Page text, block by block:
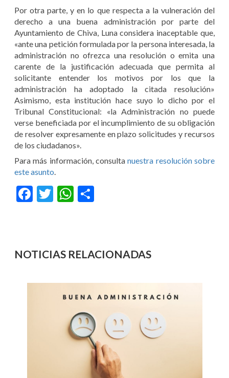
Por otra parte, y en lo que respecta a la vulneración del
derecho a una buena administración por parte del
Ayuntamiento de Chiva, Luna considera inaceptable que,
«ante una petición formulada por la persona interesada, la
administración no ofrezca una resolución o emita una
carente de la justificación adecuada que permita al
solicitante entender los motivos por los que la
administración ha adoptado la citada resolución»
Asimismo, esta institución hace suyo lo dicho por el
Tribunal Constitucional: «la Administración no puede
verse beneficiada por el incumplimiento de su obligación
de resolver expresamente en plazo solicitudes y recursos
de los ciudadanos».
Para más información, consultanuestra resolución sobre
este asunto
Facebook
Twitter WhatsApp
NOTICIAS RELACIONADAS